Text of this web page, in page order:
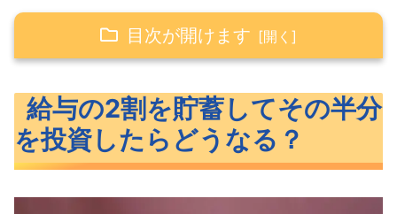
目次が開けます
どうなる？
年代別の平均給与
給与の2割を貯蓄してその半分
を投資したらどうなる？